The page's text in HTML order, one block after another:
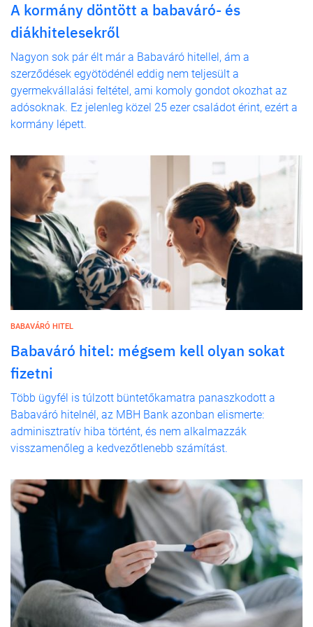
A kormány döntött a babaváró- és
diákhitelesekről
Nagyon sok pár élt már a Babaváró hitellel, ám a
szerződések egyötödénél eddig nem teljesült a
gyermekvállalási feltétel, ami komoly gondot okozhat az
adósoknak. Ez jelenleg közel 25 ezer családot érint, ezért a
kormány lépett.
BABAVÁRÓ HITEL
Babaváró hitel: mégsem kell olyan sokat
fizetni
Több ügyfél is túlzott büntetőkamatra panaszkodott a
Babaváró hitelnél, az MBH Bank azonban elismerte:
adminisztratív hiba történt, és nem alkalmazzák
visszamenőleg a kedvezőtlenebb számítást.